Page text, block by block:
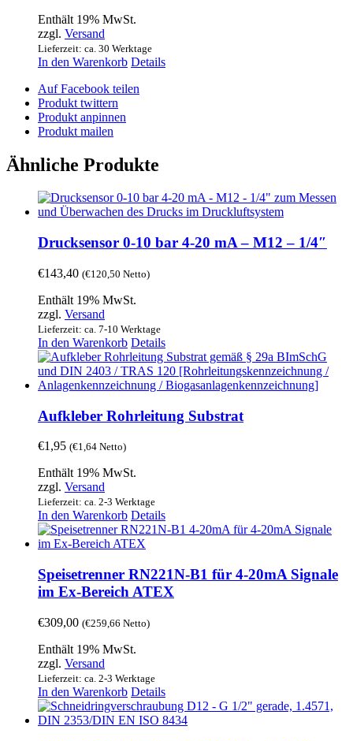
Enthält 19% MwSt.
zzgl. Versand
Lieferzeit: ca. 30 Werktage
In den Warenkorb Details
Auf Facebook teilen
Produkt twittern
Produkt anpinnen
Produkt mailen
Ähnliche Produkte
Drucksensor 0-10 bar 4-20 mA – M12 – 1/4″
€143,40 (€120,50 Netto)
Enthält 19% MwSt.
zzgl. Versand
Lieferzeit: ca. 7-10 Werktage
In den Warenkorb Details
Aufkleber Rohrleitung Substrat
€1,95 (€1,64 Netto)
Enthält 19% MwSt.
zzgl. Versand
Lieferzeit: ca. 2-3 Werktage
In den Warenkorb Details
Speisetrenner RN221N-B1 für 4-20mA Signale
im Ex-Bereich ATEX
€309,00 (€259,66 Netto)
Enthält 19% MwSt.
zzgl. Versand
Lieferzeit: ca. 2-3 Werktage
In den Warenkorb Details